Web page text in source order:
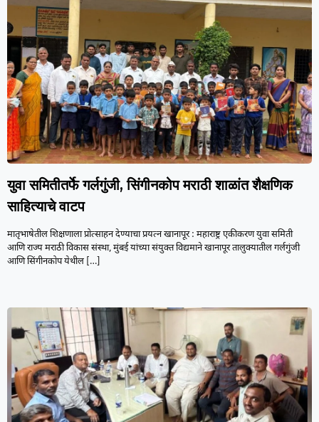
युवा समितीतर्फे गर्लगुंजी, सिंगीनकोप मराठी शाळांत शैक्षणिक
साहित्याचे वाटप
मातृभाषेतील शिक्षणाला प्रोत्साहन देण्याचा प्रयत्न खानापूर : महाराष्ट्र एकीकरण युवा समिती
आणि राज्य मराठी विकास संस्था, मुंबई यांच्या संयुक्त विद्यमाने खानापूर तालुक्यातील गर्लगुंजी
आणि सिंगीनकोप येथील […]